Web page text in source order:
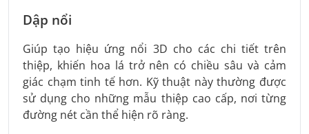
Dập nổi
Giúp tạo hiệu ứng nổi 3D cho các chi tiết trên
thiệp, khiến hoa lá trở nên có chiều sâu và cảm
giác chạm tinh tế hơn. Kỹ thuật này thường được
sử dụng cho những mẫu thiệp cao cấp, nơi từng
đường nét cần thể hiện rõ ràng.